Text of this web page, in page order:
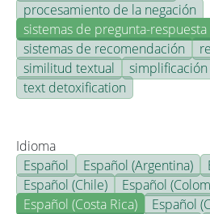
procesamiento de la negación
sistemas de pregunta-respuesta
sistemas de recomendación
similitud textual
text detoxification
Idioma
Español
Español (Argentina)
Español (Chile)
Español
Español (Costa Rica)
Español